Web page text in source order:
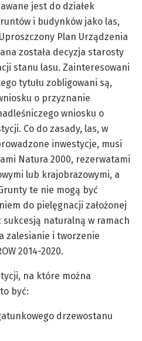
jest do działek
i budynków jako las,
Plan Urządzenia
została decyzja starosty
stanu lasu. Zainteresowani
tytułu zobligowani są,
o przyznanie
wniosku o
Co do zasady, las, w
inwestycje, musi
Natura 2000, rezerwatami
lub krajobrazowymi, a
te nie mogą być
do pielęgnacji założonej
naturalną w ramach
zalesianie i tworzenie
2014-2020.
na które można
być:
drzewostanu